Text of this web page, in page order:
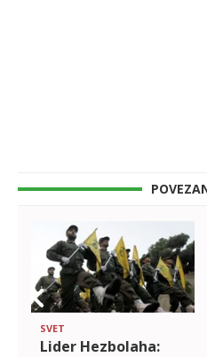
SVET
Lider Hezbolaha: